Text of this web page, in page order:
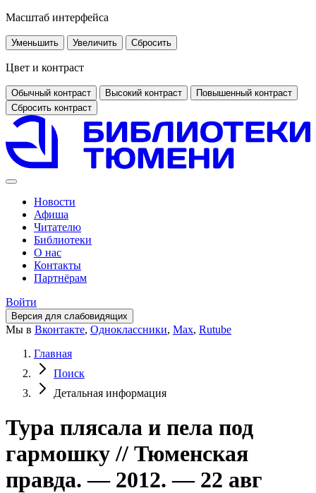
Масштаб интерфейса
Уменьшить Увеличить Сбросить
Цвет и контраст
Обычный контраст Высокий контраст
Повышенный контраст
Сбросить контраст
Новости
Афиша
Читателю
Библиотеки
О нас
Контакты
Партнёрам
Войти
Версия для слабовидящих
Мы в Вконтакте, Одноклассники, Max, Rutube
Главная
Поиск
Детальная информация
Тура плясала и пела под
гармошку // Тюменская
правда. — 2012. — 22 авг